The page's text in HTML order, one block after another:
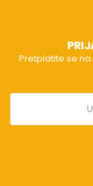
Pretplatite se